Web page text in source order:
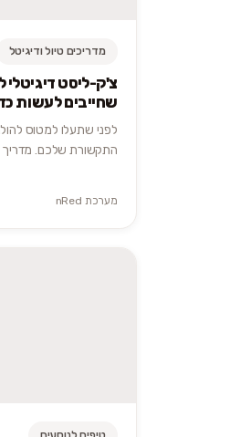
מדריכים טיול ודיגיטל
שחייבים לעשות
לפני שתעלו למטוס
התקשורת שלכם. מדריך
מערכת nRed